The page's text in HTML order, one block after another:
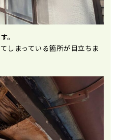
。
しまっている箇所が目立ちま